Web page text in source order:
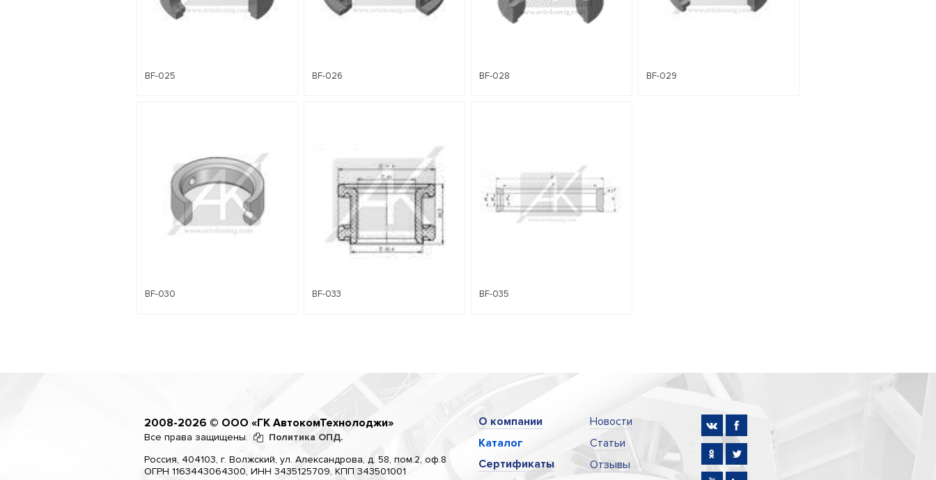
BF-025 BF-026 BF-028 BF-029
BF-030 BF-033 BF-035
2008-2026 © ООО «ГК АвтокомТехнолоджи»
Все права защищены.
Политика ОПД.
Россия, 404103, г. Волжский, ул. Александрова, д. 58, пом.2, оф.8
ОГРН 1163443064300, ИНН 3435125709, КПП 343501001
О компании
Каталог
Сертификаты
Новости
Статьи
Отзывы